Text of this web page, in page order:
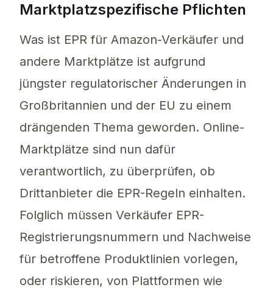
Marktplatzspezifische Pflichten
Was ist EPR für Amazon-Verkäufer und
andere Marktplätze ist aufgrund
jüngster regulatorischer Änderungen in
Großbritannien und der EU zu einem
drängenden Thema geworden. Online-
Marktplätze sind nun dafür
verantwortlich, zu überprüfen, ob
Drittanbieter die EPR-Regeln einhalten.
Folglich müssen Verkäufer EPR-
Registrierungsnummern und Nachweise
für betroffene Produktlinien vorlegen,
oder riskieren, von Plattformen wie